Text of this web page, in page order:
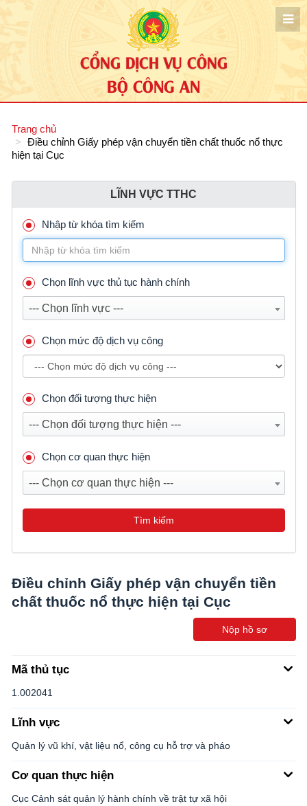
CỔNG DỊCH VỤ CÔNG
BỘ CÔNG AN
Trang chủ
Điều chỉnh Giấy phép vận chuyển tiền chất thuốc nổ thực
hiện tại Cục
LĨNH VỰC TTHC
Nhập từ khóa tìm kiếm
Chọn lĩnh vực thủ tục hành chính
--- Chọn lĩnh vực ---
Chọn mức độ dịch vụ công
Chọn đối tượng thực hiện
--- Chọn đối tượng thực hiện ---
Chọn cơ quan thực hiện
--- Chọn cơ quan thực hiện ---
Tìm kiếm
Điều chỉnh Giấy phép vận chuyển tiền
chất thuốc nổ thực hiện tại Cục
Nộp hồ sơ
Mã thủ tục
1.002041
Lĩnh vực
Quản lý vũ khí, vật liệu nổ, công cụ hỗ trợ và pháo
Cơ quan thực hiện
Cục Cảnh sát quản lý hành chính về trật tự xã hội